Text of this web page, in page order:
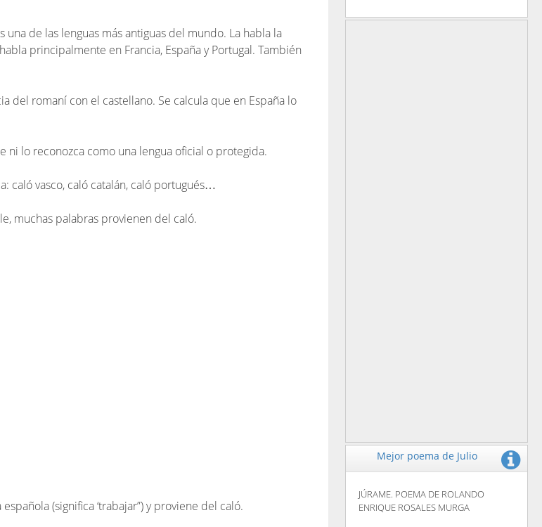
una de las lenguas más antiguas del mundo. La habla la
principalmente en Francia, España y Portugal. También
del romaní con el castellano. Se calcula que en España lo
ni lo reconozca como una lengua oficial o protegida.
caló vasco, caló catalán, caló portugués…
muchas palabras provienen del caló.
(significa ‘trabajar”) y proviene del caló.
Mejor poema de Julio
JÚRAME. POEMA DE ROLANDO
ENRIQUE ROSALES MURGA